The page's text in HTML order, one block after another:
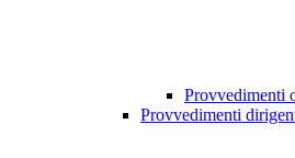
Provvedimenti
Provvedimenti